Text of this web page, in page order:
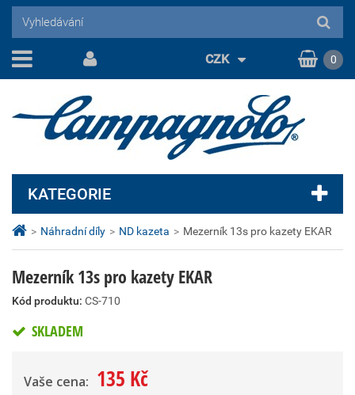
> Náhradní díly > ND kazeta > Mezerník 13s pro kazety EKAR
Mezerník 13s pro kazety EKAR
Kód produktu: CS-710
SKLADEM
Vaše cena: 135 Kč
KATEGORIE
CZK 0